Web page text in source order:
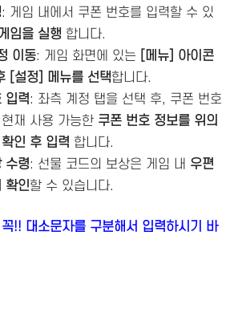
: 게임 내에서 쿠폰 번호를 입력할 수 있
임을 실행 합니다.
이동: 게임 화면에 있는
[메뉴] 아이콘
[설정] 메뉴를 선택합니다.
입력: 좌측 계정 탭을 선택 후, 쿠폰 번호
재 사용 가능한 쿠폰 번호 정보를 위의
인 후 입력 합니다.
수령: 선물 코드의 보상은 게임 내 우편
확인할 수 있습니다.
!! 대소문자를 구분해서 입력하시기 바